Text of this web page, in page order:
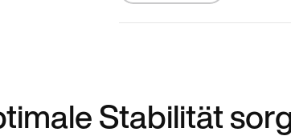
Stabilität